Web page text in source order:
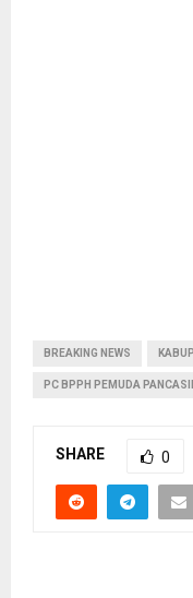
BREAKING NEWS
PC BPPH PEMUDA
SHARE 0